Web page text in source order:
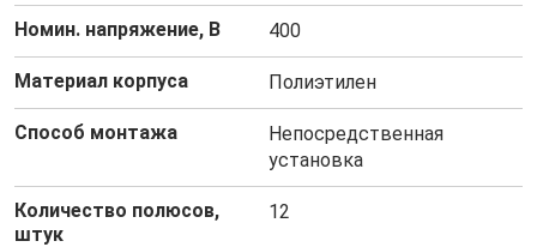
Номин. напряжение, В 400
Материал корпуса Полиэтилен
Способ монтажа
Непосредственная
установка
Количество полюсов,
штук
12